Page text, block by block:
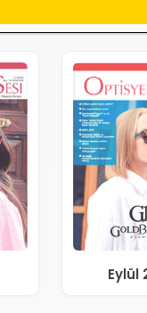
Eylül